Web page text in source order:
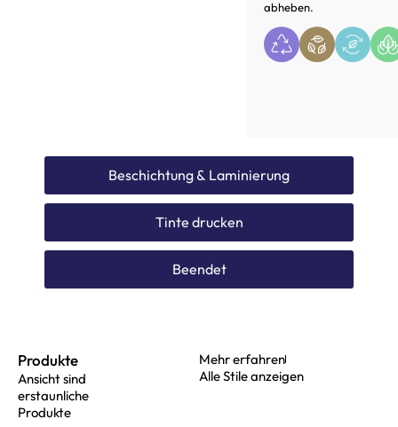
Beschichtung & Laminierung
Tinte drucken
Beendet
abheben.
Produkte
Ansicht sind
erstaunliche
Produkte
Mehr erfahren
Alle Stile anzeigen